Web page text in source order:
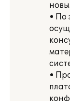
• По
•